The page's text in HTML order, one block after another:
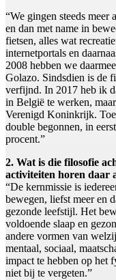
“We gingen steeds meer
en dan met name in
fietsen, alles wat
internetportals en
2008 hebben we
Golazo. Sindsdien is de
verfijnd. In 2017 heb ik
in België te werken,
Verenigd Koninkrijk.
double begonnen, in
procent.”
2. Wat is die filosofie
activiteiten horen daar
“De kernmissie is
bewegen, liefst meer en
gezonde leefstijl. Het
voldoende slaap en
andere vormen van
mentaal, sociaal,
impact te hebben op het
niet bij te vergeten.”